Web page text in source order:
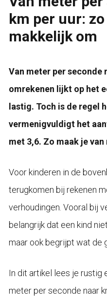
km per uur:
makkelijk om
Van meter per seconde
omrekenen lijkt op het
lastig. Toch is de regel
vermenigvuldigt het
met 3,6. Zo maak je
Voor kinderen in de
terugkomen bij rekenen
verhoudingen. Vooral bij
belangrijk dat een kind
maar ook begrijpt wat de
In dit artikel lees je rustig
meter per seconde naar